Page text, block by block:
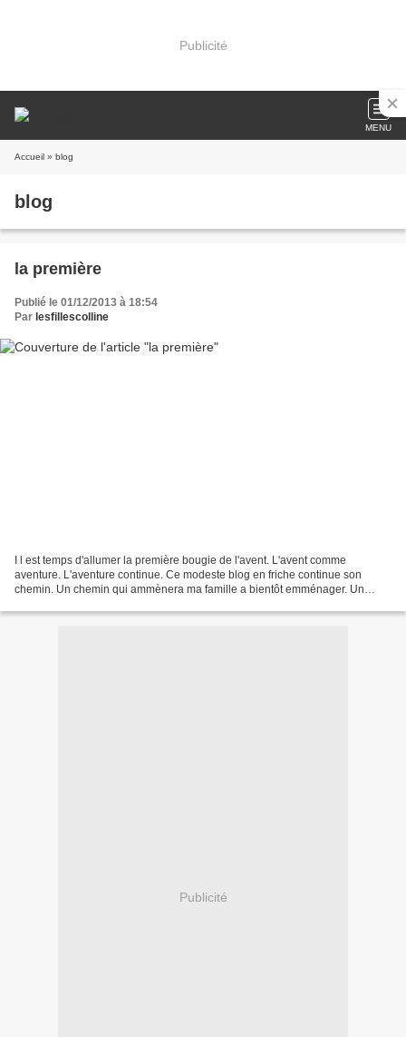
Publicité
MENU
Accueil » blog
blog
la première
Publié le 01/12/2013 à 18:54
Par lesfillescolline
I l est temps d'allumer la première bougie de l'avent. L'avent comme
aventure. L'aventure continue. Ce modeste blog en friche continue son
chemin. Un chemin qui ammènera ma famille a bientôt emménager. Un
Publicité